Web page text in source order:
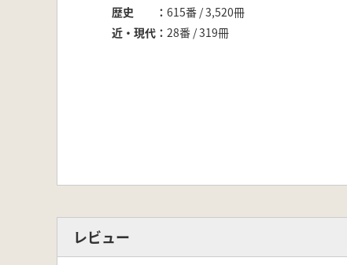
歴史
615番 / 3,520冊
近・現代
28番 / 319冊
レビュー